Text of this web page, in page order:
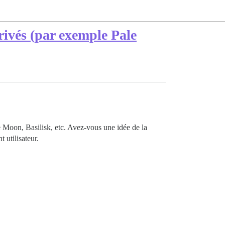
(par exemple Pale
Basilisk, etc. Avez-vous une idée de la
utilisateur.